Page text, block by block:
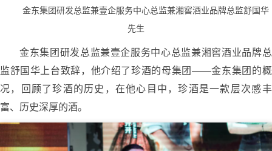
金东集团研发总监兼壹企服务中心总监兼湘窖酒业品牌总监舒国华
先生
金东集团研发总监兼壹企服务中心总监兼湘窖酒业品牌总
监舒国华上台致辞，他介绍了珍酒的母集团——金东集团的概
况，回顾了珍酒的历史，在他心目中，珍酒是一款层次感丰
富、历史深厚的酒。